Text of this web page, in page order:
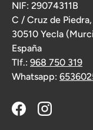
NIF: 29074311B
C / Cruz de
30510 Yecla
España
Tlf.: 968 750 319
Whatsapp:
FacebookInstagram